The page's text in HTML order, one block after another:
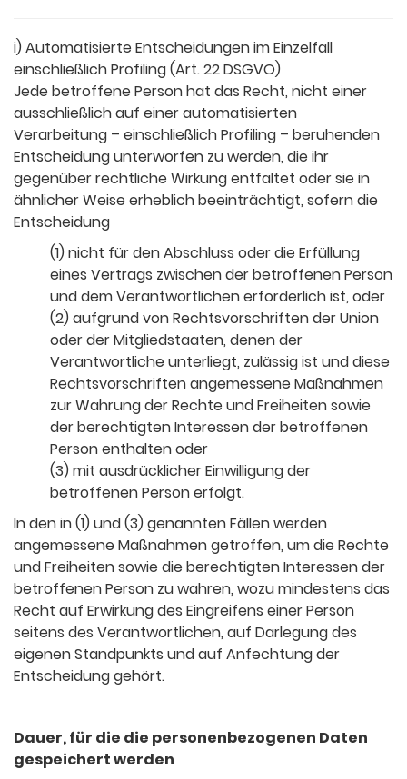
i) Automatisierte Entscheidungen im Einzelfall
einschließlich Profiling (Art. 22 DSGVO)
Jede betroffene Person hat das Recht, nicht einer
ausschließlich auf einer automatisierten
Verarbeitung – einschließlich Profiling – beruhenden
Entscheidung unterworfen zu werden, die ihr
gegenüber rechtliche Wirkung entfaltet oder sie in
ähnlicher Weise erheblich beeinträchtigt, sofern die
Entscheidung
(1) nicht für den Abschluss oder die Erfüllung
eines Vertrags zwischen der betroffenen Person
und dem Verantwortlichen erforderlich ist, oder
(2) aufgrund von Rechtsvorschriften der Union
oder der Mitgliedstaaten, denen der
Verantwortliche unterliegt, zulässig ist und diese
Rechtsvorschriften angemessene Maßnahmen
zur Wahrung der Rechte und Freiheiten sowie
der berechtigten Interessen der betroffenen
Person enthalten oder
(3) mit ausdrücklicher Einwilligung der
betroffenen Person erfolgt.
In den in (1) und (3) genannten Fällen werden
angemessene Maßnahmen getroffen, um die Rechte
und Freiheiten sowie die berechtigten Interessen der
betroffenen Person zu wahren, wozu mindestens das
Recht auf Erwirkung des Eingreifens einer Person
seitens des Verantwortlichen, auf Darlegung des
eigenen Standpunkts und auf Anfechtung der
Entscheidung gehört.
Dauer, für die die personenbezogenen Daten
gespeichert werden